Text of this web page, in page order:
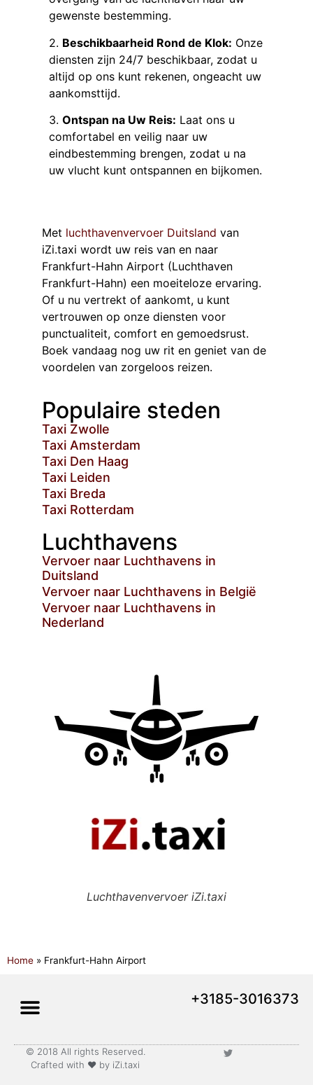
gewenste bestemming.
2. Beschikbaarheid Rond de Klok: Onze
diensten zijn 24/7 beschikbaar, zodat u
altijd op ons kunt rekenen, ongeacht uw
aankomsttijd.
3. Ontspan na Uw Reis: Laat ons u
comfortabel en veilig naar uw
eindbestemming brengen, zodat u na
uw vlucht kunt ontspannen en bijkomen.
Met luchthavenvervoer Duitsland van
iZi.taxi wordt uw reis van en naar
Frankfurt-Hahn Airport (Luchthaven
Frankfurt-Hahn) een moeiteloze ervaring.
Of u nu vertrekt of aankomt, u kunt
vertrouwen op onze diensten voor
punctualiteit, comfort en gemoedsrust.
Boek vandaag nog uw rit en geniet van de
voordelen van zorgeloos reizen.
Populaire steden
Taxi Zwolle
Taxi Amsterdam
Taxi Den Haag
Taxi Leiden
Taxi Breda
Taxi Rotterdam
Luchthavens
Vervoer naar Luchthavens in
Duitsland
Vervoer naar Luchthavens in België
Vervoer naar Luchthavens in
Nederland
Luchthavenvervoer iZi.taxi
Home » Frankfurt-Hahn Airport
+3185-3016373
© 2018 All rights Reserved.
Crafted with ♥ by iZi.taxi